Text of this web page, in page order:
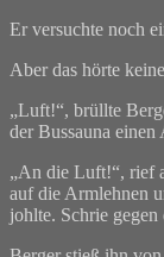
Er versuchte noch
Aber das hörte
„Luft!“, brüllte
der Bussauna
„An die Luft!“, rief
auf die Armlehnen
johlte. Schrie